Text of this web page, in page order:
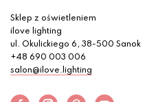
Sklep z oświetleniem
ilove lighting
ul. Okulickiego 6, 38-500 Sanok
+48 690 003 006
salon@ilove.lighting